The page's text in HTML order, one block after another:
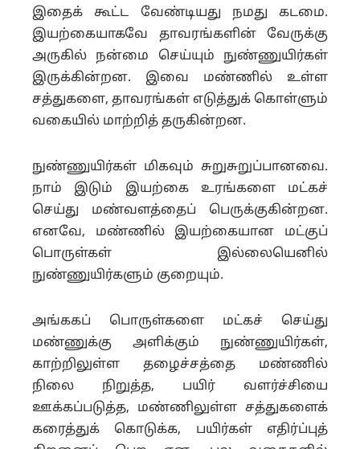
இதைக் கூட்ட வேண்டியது நமது கடமை.
இயற்கையாகவே தாவரங்களின் வேருக்கு
அருகில் நன்மை செய்யும் நுண்ணுயிர்கள்
இருக்கின்றன. இவை மண்ணில் உள்ள
சத்துகளை, தாவரங்கள் எடுத்துக் கொள்ளும்
வகையில் மாற்றித் தருகின்றன.
நுண்ணுயிர்கள் மிகவும் சுறுசுறுப்பானவை.
நாம் இடும் இயற்கை உரங்களை மட்கச்
செய்து மண்வளத்தைப் பெருக்குகின்றன.
எனவே, மண்ணில் இயற்கையான மட்குப்
பொருள்கள் இல்லையெனில்
நுண்ணுயிர்களும் குறையும்.
அங்ககப் பொருள்களை மட்கச் செய்து
மண்ணுக்கு அளிக்கும் நுண்ணுயிர்கள்,
காற்றிலுள்ள தழைச்சத்தை மண்ணில்
நிலை நிறுத்த, பயிர் வளர்ச்சியை
ஊக்கப்படுத்த, மண்ணிலுள்ள சத்துகளைக்
கரைத்துக் கொடுக்க, பயிர்கள் எதிர்ப்புத்